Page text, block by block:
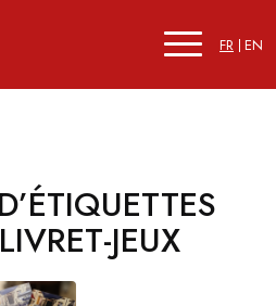
FR EN
LIVRET-JEUX